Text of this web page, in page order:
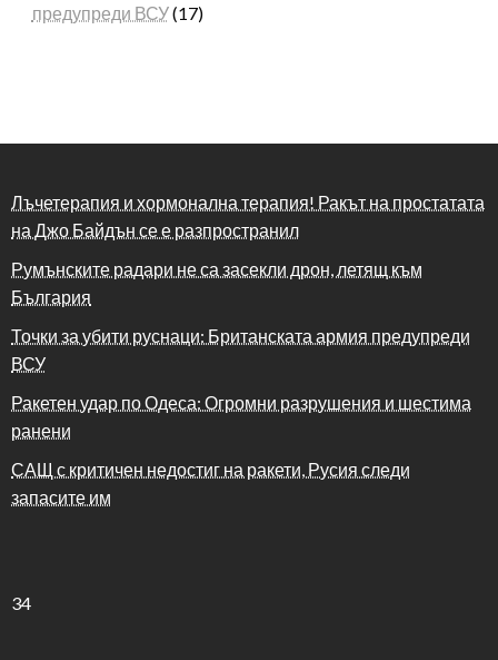
предупреди ВСУ(17)
Лъчетерапия и хормонална терапия! Ракът на простатата
на Джо Байдън се е разпространил
Румънските радари не са засекли дрон, летящ към
България
Точки за убити руснаци: Британската армия предупреди
ВСУ
Ракетен удар по Одеса: Огромни разрушения и шестима
ранени
САЩ с критичен недостиг на ракети, Русия следи
запасите им
34